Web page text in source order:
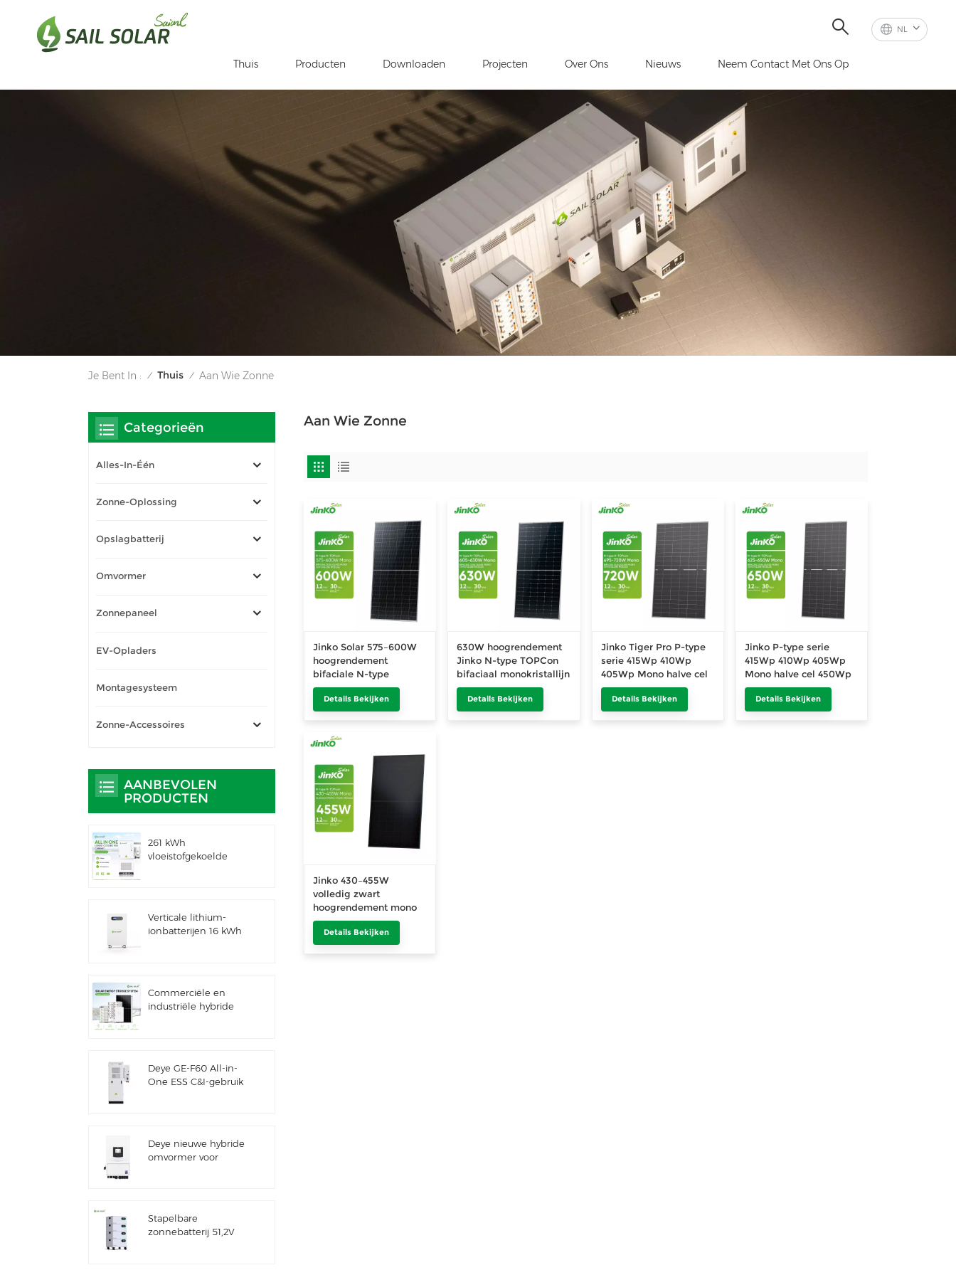
NL
Thuis Producten Downloaden Projecten Over Ons Nieuws Neem Contact Met Ons Op
Je Bent In : / Thuis / Aan Wie Zonne
Aan Wie Zonne
Jinko Solar 575–600W
hoogrendement
bifaciale N-type
monokristallijne PV-
module met hoog
vermogen van 600W
Details Bekijken
630W hoogrendement
Jinko N-type TOPCon
bifaciaal monokristallijn
zonnepaneel 605W tot
630W
Details Bekijken
Jinko Tiger Pro P-type
serie 415Wp 410Wp
405Wp Mono halve cel
450Wp 460Wp 470Wp
Bifaciaal zonnepaneel
PV-module 550Wp
Details Bekijken
Jinko P-type serie
415Wp 410Wp 405Wp
Mono halve cel 450Wp
460Wp 470Wp Bifaciaal
zonnepaneel PV-
module 550Wp 545Wp
Details Bekijken
Jinko 430–455W
volledig zwart
hoogrendement mono
zonnepaneel
Details Bekijken
Categorieën
Alles-In-Één
Zonne-Oplossing
Opslagbatterij
Omvormer
Zonnepaneel
EV-Opladers
Montagesysteem
Zonne-Accessoires
AANBEVOLEN
PRODUCTEN
261 kWh
vloeistofgekoelde
IP66 ESS
Verticale lithium-
ionbatterijen 16 kWh
Commerciële en
industriële hybride
Deye GE-F60 All-in-
One ESS C&I-gebruik
voor buiten 51,2 V 100
Ah
Deye nieuwe hybride
omvormer voor
Stapelbare
zonnebatterij 51,2V